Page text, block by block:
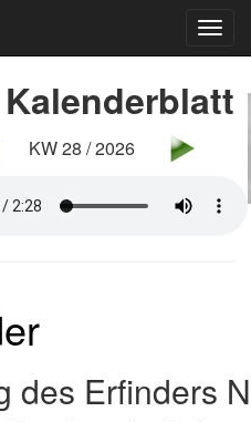
KW 28 / 2026
des Erfinders